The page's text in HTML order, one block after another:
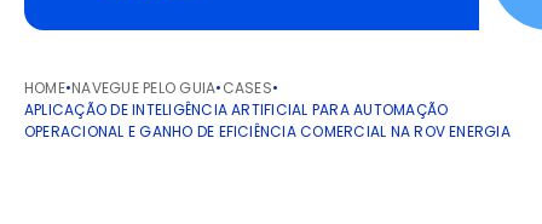
HOME•NAVEGUE PELO GUIA•CASES•
APLICAÇÃO DE INTELIGÊNCIA ARTIFICIAL PARA AUTOMAÇÃO
OPERACIONAL E GANHO DE EFICIÊNCIA COMERCIAL NA ROV ENERGIA